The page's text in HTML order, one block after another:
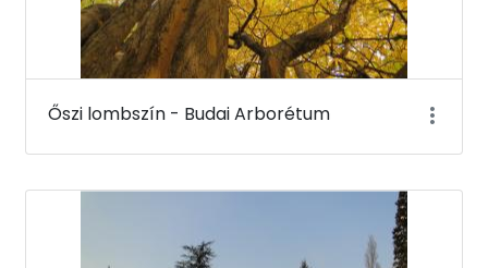
Őszi lombszín - Budai Arborétum